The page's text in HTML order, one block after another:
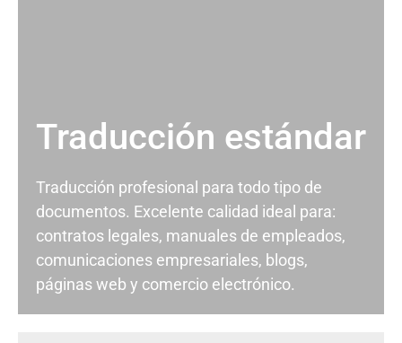
Traducción estándar
Traducción profesional para todo tipo de
documentos. Excelente calidad ideal para:
contratos legales, manuales de empleados,
comunicaciones empresariales, blogs,
páginas web y comercio electrónico.